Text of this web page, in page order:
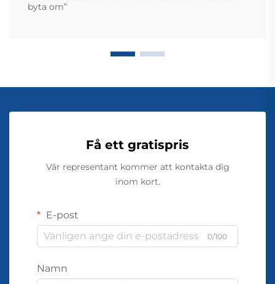
byta om”
Få ett gratispris
Vår representant kommer att kontakta dig
inom kort.
E-post
0/100
Namn